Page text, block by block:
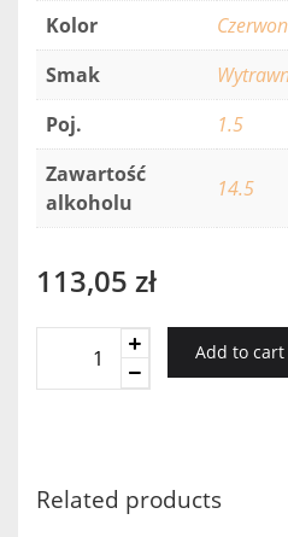
Kolor
Smak
Poj.
1.5
Zawartość
alkoholu
14.5
113,05 zł
Piedemonte
Cuatro
quantity
Add to cart
Related products